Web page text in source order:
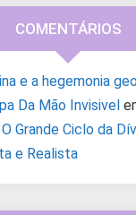
COMENTÁRIOS
e a hegemonia
Da Mão Invisivel
Grande Ciclo da
e Realista